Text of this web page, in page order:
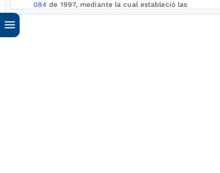
084 de 1997, mediante la cual estableció las
fórmulas tarifarias por producto y transporte